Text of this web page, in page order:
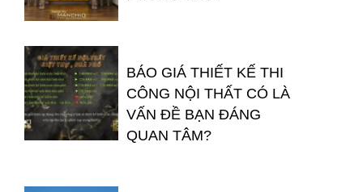
BÁO GIÁ THIẾT KẾ THI
CÔNG NỘI THẤT CÓ LÀ
VẤN ĐỀ BẠN ĐÁNG
QUAN TÂM?